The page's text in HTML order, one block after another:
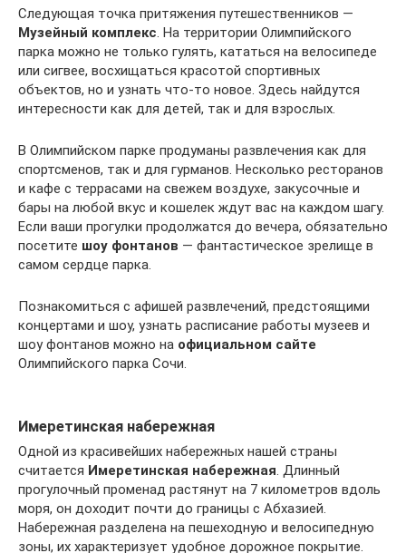
Следующая точка притяжения путешественников —
Музейный комплекс . На территории Олимпийского
парка можно не только гулять, кататься на велосипеде
или сигвее, восхищаться красотой спортивных
объектов, но и узнать что-то новое. Здесь найдутся
интересности как для детей, так и для взрослых.
В Олимпийском парке продуманы развлечения как для
спортсменов, так и для гурманов. Несколько ресторанов
и кафе с террасами на свежем воздухе, закусочные и
бары на любой вкус и кошелек ждут вас на каждом шагу.
Если ваши прогулки продолжатся до вечера, обязательно
посетите шоу фонтанов — фантастическое зрелище в
самом сердце парка.
Познакомиться с афишей развлечений, предстоящими
концертами и шоу, узнать расписание работы музеев и
шоу фонтанов можно на официальном сайте
Олимпийского парка Сочи.
Имеретинская набережная
Одной из красивейших набережных нашей страны
считается Имеретинская набережная. Длинный
прогулочный променад растянут на 7 километров вдоль
моря, он доходит почти до границы с Абхазией.
Набережная разделена на пешеходную и велосипедную
зоны, их характеризует удобное дорожное покрытие.